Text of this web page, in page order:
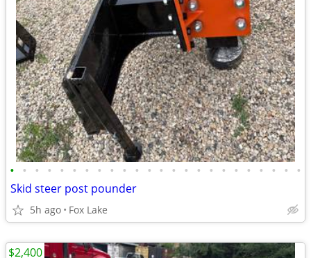
• • • • • • • • • • • • • • • • • • • • • • • •
Skid steer post pounder
5h ago Fox Lake
$2,400